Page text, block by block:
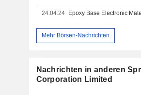
24.04.24
Mehr Börsen-Nachrichten
Nachrichten in anderen
Corporation Limited